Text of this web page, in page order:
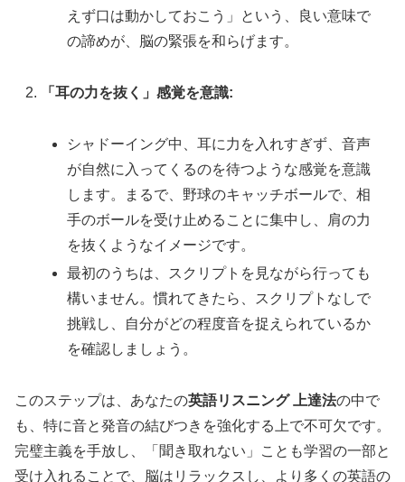
えず口は動かしておこう」という、良い意味で
の諦めが、脳の緊張を和らげます。
「耳の力を抜く」感覚を意識:
シャドーイング中、耳に力を入れすぎず、音声
が自然に入ってくるのを待つような感覚を意識
します。まるで、野球のキャッチボールで、相
手のボールを受け止めることに集中し、肩の力
を抜くようなイメージです。
最初のうちは、スクリプトを見ながら行っても
構いません。慣れてきたら、スクリプトなしで
挑戦し、自分がどの程度音を捉えられているか
を確認しましょう。
このステップは、あなたの英語リスニング 上達法の中で
も、特に音と発音の結びつきを強化する上で不可欠です。
完璧主義を手放し、「聞き取れない」ことも学習の一部と
受け入れることで、脳はリラックスし、より多くの英語の